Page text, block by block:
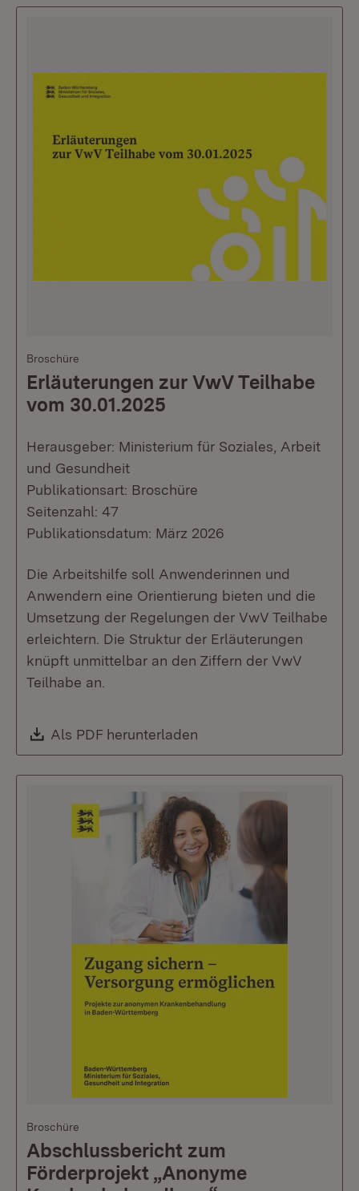
Broschüre
Erläuterungen zur VwV Teilhabe
vom 30.01.2025
Herausgeber: Ministerium für Soziales, Arbeit
und Gesundheit
Publikationsart: Broschüre
Seitenzahl: 47
Publikationsdatum: März 2026
Die Arbeitshilfe soll Anwenderinnen und
Anwendern eine Orientierung bieten und die
Umsetzung der Regelungen der VwV Teilhabe
erleichtern. Die Struktur der Erläuterungen
knüpft unmittelbar an den Ziffern der VwV
Teilhabe an.
Download:
Als PDF herunterladen
Broschüre
Abschlussbericht zum
Förderprojekt „Anonyme